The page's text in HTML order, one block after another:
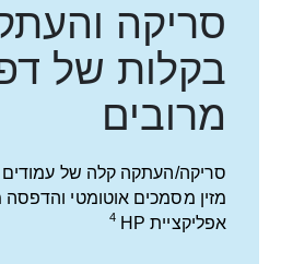
סריקה
בקלות של
מרובים
סריקה/העתקה קלה של
מזין מסמכים אוטומטי
אפליקציית HP
4